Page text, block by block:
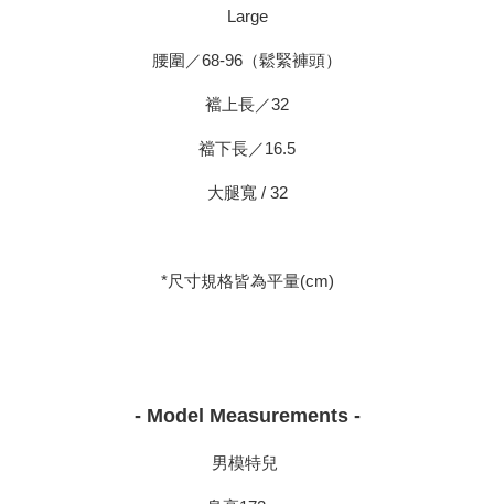
Large
腰圍／68-96（鬆緊褲頭）
襠上長／32
襠下長／16.5
大腿寬 / 32
*尺寸規格皆為平量(cm)
- Model Measurements -
男模特兒